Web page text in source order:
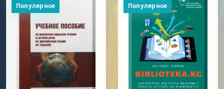
Популярное Популярное